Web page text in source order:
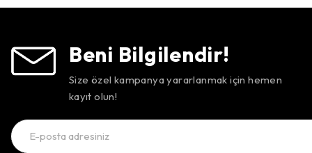
Beni Bilgilendir!
Size özel kampanya yararlanmak için hemen
kayıt olun!